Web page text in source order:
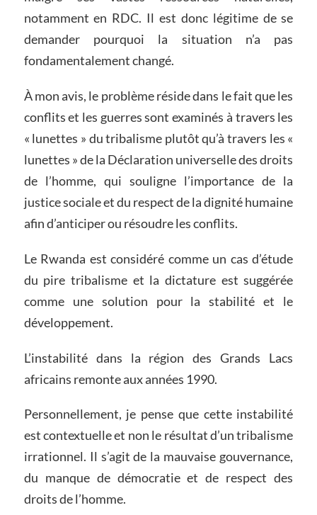
notamment en RDC. Il est donc légitime de se
demander pourquoi la situation n’a pas
fondamentalement changé.
À mon avis, le problème réside dans le fait que les
conflits et les guerres sont examinés à travers les
« lunettes » du tribalisme plutôt qu’à travers les «
lunettes » de la Déclaration universelle des droits
de l’homme, qui souligne l’importance de la
justice sociale et du respect de la dignité humaine
afin d’anticiper ou résoudre les conflits.
Le Rwanda est considéré comme un cas d’étude
du pire tribalisme et la dictature est suggérée
comme une solution pour la stabilité et le
développement.
L’instabilité dans la région des Grands Lacs
africains remonte aux années 1990.
Personnellement, je pense que cette instabilité
est contextuelle et non le résultat d’un tribalisme
irrationnel. Il s’agit de la mauvaise gouvernance,
du manque de démocratie et de respect des
droits de l’homme.